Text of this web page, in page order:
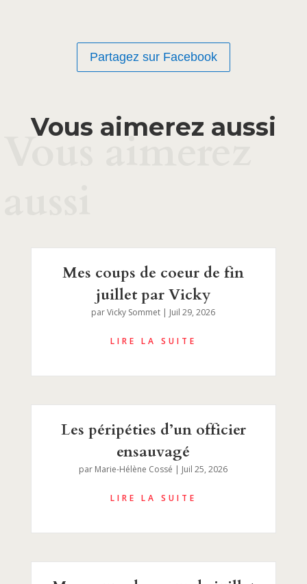
Partagez sur Facebook
Vous aimerez aussi
Vous aimerez
Mes coups de coeur de fin
juillet par Vicky
parVicky Sommet | Juil 29, 2026
Les péripéties d’un officier
ensauvagé
par Marie-Hélène Cossé | Juil 25, 2026